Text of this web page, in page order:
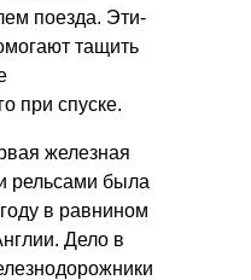
поезда. Эти-
тащить
при спуске.
железная
рельсами была
в равнином
Дело в